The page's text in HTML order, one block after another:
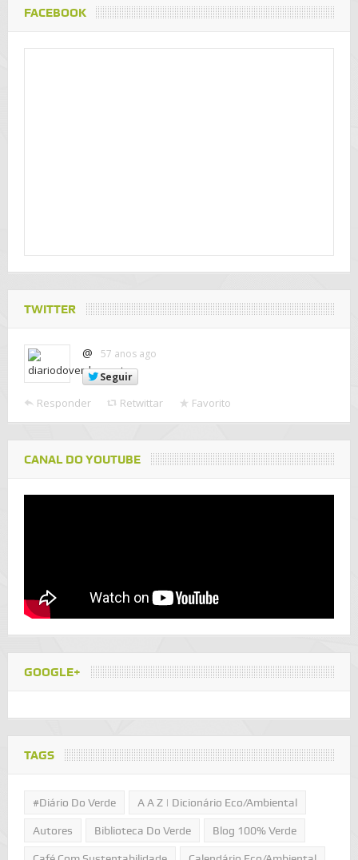
FACEBOOK
TWITTER
@
57 anos ago
Seguir
Responder Retwittar Favorito
CANAL DO YOUTUBE
GOOGLE+
TAGS
#Diário Do Verde A A Z | Dicionário Eco/Ambiental
Autores Biblioteca Do Verde Blog 100% Verde